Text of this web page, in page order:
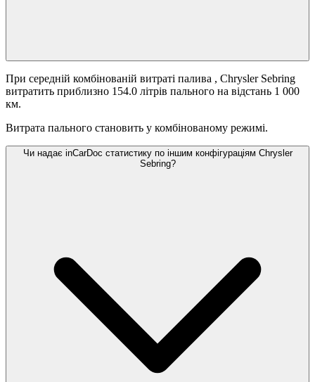
При середній комбінованій витраті палива , Chrysler Sebring
витратить приблизно 154.0 літрів пального на відстань 1 000
км.
Витрата пального становить у комбінованому режимі.
Чи надає inCarDoc статистику по іншим конфігураціям Chrysler
Sebring?